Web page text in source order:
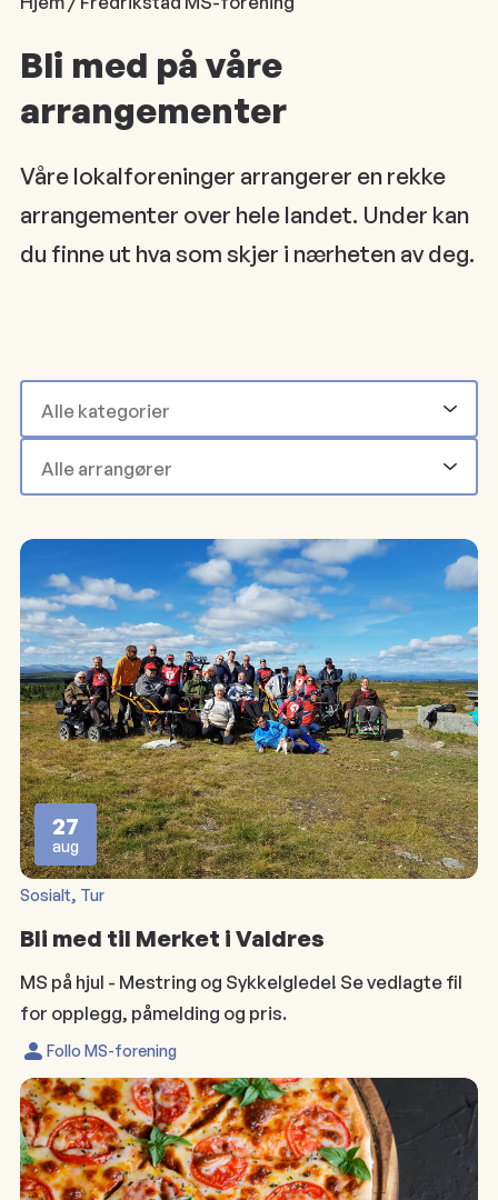
Bli med på våre
arrangementer
Våre lokalforeninger arrangerer en rekke
arrangementer over hele landet. Under kan
du finne ut hva som skjer i nærheten av deg.
27
aug
Sosialt, Tur
Bli med til Merket i Valdres
MS på hjul - Mestring og Sykkelglede! Se vedlagte fil
for opplegg, påmelding og pris.
Follo MS-forening